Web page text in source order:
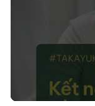
ổn định thị
nhập khẩu từ
tin thị trường
thị trường khác
🎥 Xem video